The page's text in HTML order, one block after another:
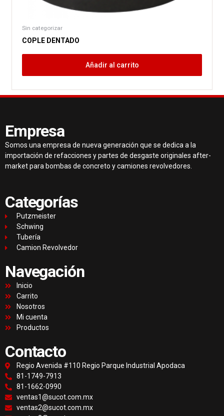
Sin categorizar
COPLE DENTADO
Añadir al carrito
Empresa
Somos una empresa de nueva generación que se dedica a la
importación de refacciones y partes de desgaste originales after-
market para bombas de concreto y camiones revolvedores.
Categorías
Putzmeister
Schwing
Tubería
Camion Revolvedor
Navegación
Inicio
Carrito
Nosotros
Mi cuenta
Productos
Contacto
Regio Avenida #110 Regio Parque Industrial Apodaca
81-1749-7913
81-1662-0990
ventas1@sucot.com.mx
ventas2@sucot.com.mx